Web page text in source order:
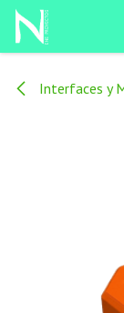
Ir al contenido
Interfaces y